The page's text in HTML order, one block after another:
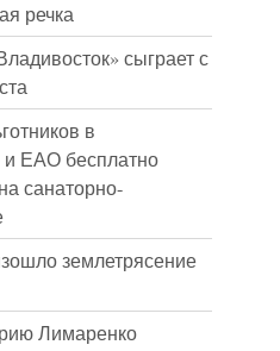
речка
сыграет с
в
ЕАО бесплатно
санаторно-
землетрясение
Лимаренко